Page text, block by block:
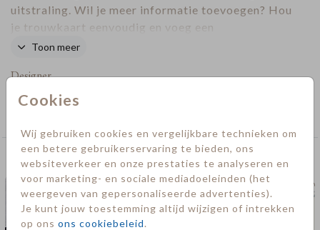
Cookies
Wij gebruiken cookies en vergelijkbare technieken om
een betere gebruikerservaring te bieden, ons
websiteverkeer en onze prestaties te analyseren en
voor marketing- en sociale mediadoeleinden (het
weergeven van gepersonaliseerde advertenties).
Je kunt jouw toestemming altijd wijzigen of intrekken
op ons ons cookiebeleid.
uitstraling. Wil je meer informatie toevoegen? Hou
je trouwkaart eenvoudig en voeg een
informatiekaartje
Toon meer
Designer
Collectie
Deze kaarten vind je misschien ook leuk
trouwkaart